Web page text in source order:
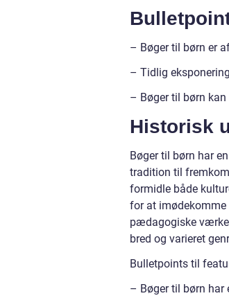
– Bøger til børn er
– Tidlig
– Bøger til børn
Historisk
Bøger til børn har
tradition til
formidle både
for at
pædagogiske
bred og varieret
Bulletpoints til
– Bøger til børn har